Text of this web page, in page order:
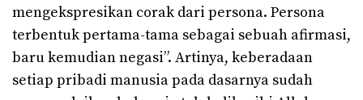
mengekspresikan corak dari persona. Persona
terbentuk pertama-tama sebagai sebuah afirmasi,
baru kemudian negasi”. Artinya, keberadaan
setiap pribadi manusia pada dasarnya sudah